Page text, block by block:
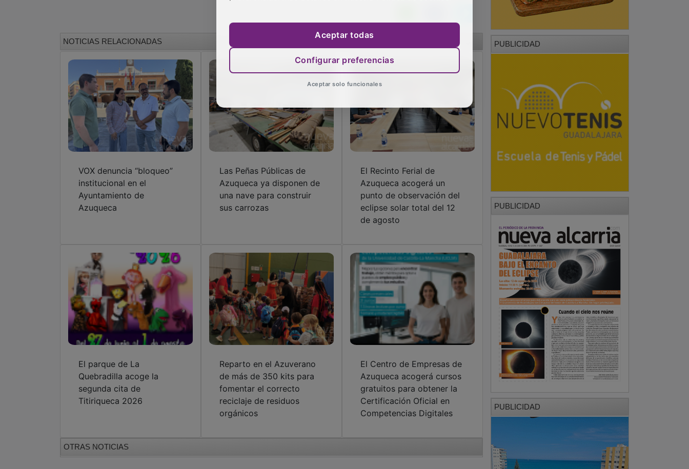
NOTICIAS RELACIONADAS
VOX denuncia “bloqueo”
institucional en el
Ayuntamiento de
Azuqueca
Las Peñas Públicas de
Azuqueca ya disponen de
una nave para construir
sus carrozas
El Recinto Ferial de
Azuqueca acogerá un
punto de observación del
eclipse solar total del 12
de agosto
El parque de La
Quebradilla acoge la
segunda cita de
Titiriqueca 2026
Reparto en el Azuverano
de más de 350 kits para
fomentar el correcto
reciclaje de residuos
orgánicos
El Centro de Empresas de
Azuqueca acogerá cursos
gratuitos para obtener la
Certificación Oficial en
Competencias Digitales
OTRAS NOTICIAS
PUBLICIDAD
PUBLICIDAD
PUBLICIDAD
Aceptar todas
Configurar preferencias
Aceptar solo funcionales